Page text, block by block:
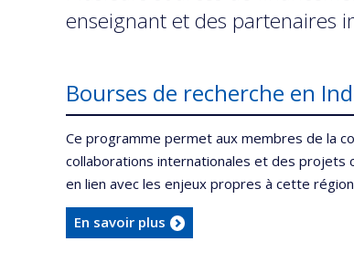
enseignant et des partenaires
Bourses de recherche en
Ce programme permet aux membres de la
collaborations internationales et des projets
en lien avec les enjeux propres à cette
En savoir plus